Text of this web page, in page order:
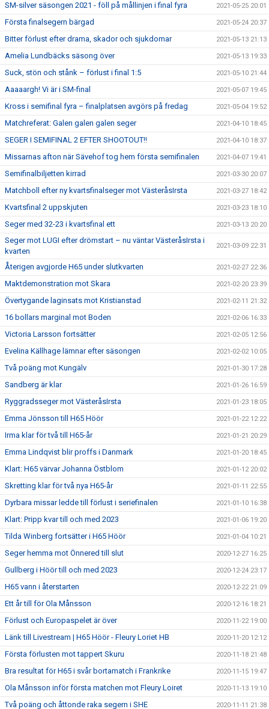
SM-silver säsongen 2021 - föll på mållinjen i final fyra 2021-05-25 20:01
Första finalsegern bärgad 2021-05-24 20:37
Bitter förlust efter drama, skador och sjukdomar 2021-05-13 21:13
Amelia Lundbäcks säsong över 2021-05-13 19:33
Suck, stön och stånk – förlust i final 1:5 2021-05-10 21:44
Aaaaargh! Vi är i SM-final 2021-05-07 19:45
Kross i semifinal fyra – finalplatsen avgörs på fredag 2021-05-04 19:52
Matchreferat: Galen galen galen seger 2021-04-10 18:45
SEGER I SEMIFINAL 2 EFTER SHOOTOUT!! 2021-04-10 18:37
Missarnas afton när Sävehof tog hem första semifinalen 2021-04-07 19:41
Semifinalbiljetten kirrad 2021-03-30 20:07
Matchboll efter ny kvartsfinalseger mot VästeråsIrsta 2021-03-27 18:42
Kvartsfinal 2 uppskjuten 2021-03-23 18:10
Seger med 32-23 i kvartsfinal ett 2021-03-13 20:20
Seger mot LUGI efter drömstart – nu väntar VästeråsIrsta i
kvarten
2021-03-09 22:31
Återigen avgjorde H65 under slutkvarten 2021-02-27 22:36
Maktdemonstration mot Skara 2021-02-20 23:39
Övertygande laginsats mot Kristianstad 2021-02-11 21:32
16 bollars marginal mot Boden 2021-02-06 16:33
Victoria Larsson fortsätter 2021-02-05 12:56
Evelina Källhage lämnar efter säsongen 2021-02-02 10:05
Två poäng mot Kungälv 2021-01-30 17:28
Sandberg är klar 2021-01-26 16:59
Ryggradsseger mot VästeråsIrsta 2021-01-23 18:05
Emma Jönsson till H65 Höör 2021-01-22 12:22
Irma klar för två till H65-år 2021-01-21 20:29
Emma Lindqvist blir proffs i Danmark 2021-01-20 18:45
Klart: H65 värvar Johanna Östblom 2021-01-12 20:02
Skretting klar för två nya H65-år 2021-01-11 22:55
Dyrbara missar ledde till förlust i seriefinalen 2021-01-10 16:38
Klart: Pripp kvar till och med 2023 2021-01-06 19:20
Tilda Winberg fortsätter i H65 Höör 2021-01-04 10:21
Seger hemma mot Önnered till slut 2020-12-27 16:25
Gullberg i Höör till och med 2023 2020-12-24 23:17
H65 vann i återstarten 2020-12-22 21:09
Ett år till för Ola Månsson 2020-12-16 18:21
Förlust och Europaspelet är över 2020-11-22 19:00
Länk till Livestream | H65 Höör - Fleury Loriet HB 2020-11-20 12:12
Första förlusten mot tappert Skuru 2020-11-18 21:48
Bra resultat för H65 i svår bortamatch i Frankrike 2020-11-15 19:47
Ola Månsson inför första matchen mot Fleury Loiret 2020-11-13 19:10
Två poäng och åttonde raka segern i SHE 2020-11-11 21:38